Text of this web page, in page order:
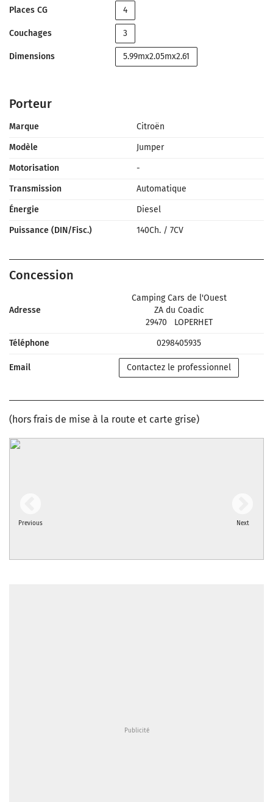
Places CG 4
Couchages 3
Dimensions 5.99mx2.05mx2.61
Porteur
Marque
Citroën
Modèle
Jumper
Motorisation
-
Transmission
Automatique
Énergie
Diesel
Puissance (DIN/Fisc.)
140Ch. / 7CV
Concession
Adresse
Camping Cars de l'Ouest
ZA du Coadic
29470
LOPERHET
Téléphone
0298405935
Email Contactez le professionnel
(hors frais de mise à la route et carte grise)
Previous Next